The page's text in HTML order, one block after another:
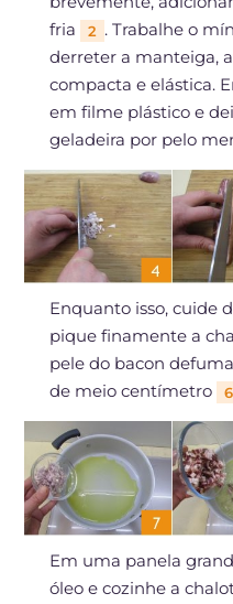
fria
2 . Trabalhe o
derreter a manteiga,
compacta e elástica.
em filme plástico e
geladeira por pelo
Enquanto isso, cuide
pique finamente a
pele do bacon
de meio centímetro
6
Em uma panela
óleo e cozinhe a